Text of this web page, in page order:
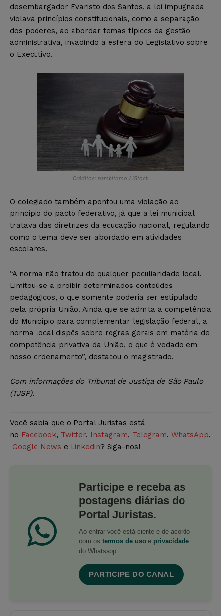
desembargador Evaristo dos Santos, a lei impugnada
violava princípios constitucionais, como a separação
dos poderes, ao abordar temas típicos da gestão
administrativa, invadindo a esfera do Legislativo sobre
o Executivo.
Créditos: nambitomo / iStock
O colegiado também apontou uma violação ao
princípio do pacto federativo, já que a lei municipal
tratava das diretrizes da educação nacional, regulando
como o tema deve ser abordado em atividades
escolares.
“A norma não tratou de qualquer peculiaridade local.
Limitou-se a proibir determinados conteúdos
pedagógicos, o que somente poderia ser estipulado
pela própria União. Ainda que se admita a competência
do Município para complementar legislação federal, a
norma local dispôs sobre regras gerais em matéria de
competência privativa da União, o que é vedado em
nosso ordenamento”, destacou o magistrado.
Com informações do Tribunal de Justiça de São Paulo
(TJSP).
Você sabia que o Portal Juristas está
no Facebook, Twitter, Instagram, Telegram, WhatsApp,
Google News e Linkedin? Siga-nos!
Participe e receba as
postagens diárias do
Portal Juristas.
Ao entrar você está ciente e de acordo
com os termos de uso e privacidade
do Whatsapp.
PARTICIPE DO CANAL